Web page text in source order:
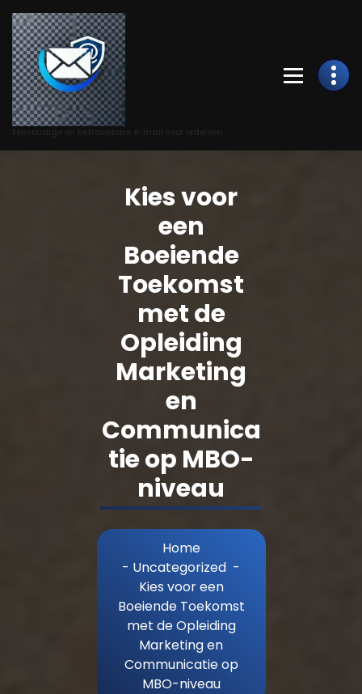
Skip
to
Content
Kies voor
een
Boeiende
Toekomst
met de
Opleiding
Marketing
en
Communica
tie op MBO-
niveau
Home
- Uncategorized -
Kies voor een
Boeiende Toekomst
met de Opleiding
Marketing en
Communicatie op
MBO-niveau